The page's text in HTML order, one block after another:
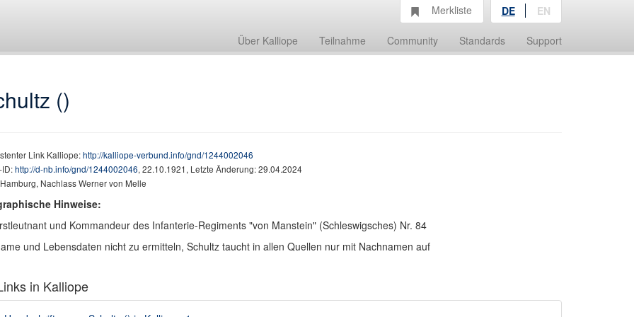
Über Kalliope Teilnahme Community Standards Support
Merkliste DE EN
()
Link Kalliope:http://kalliope-verbund.info/gnd/1244002046
http://d-nb.info/gnd/1244002046, 22.10.1921, Letzte Änderung: 29.04.2024
Nachlass Werner von Melle
Hinweise:
und Kommandeur des Infanterie-Regiments "von Manstein" (Schleswigsches) Nr. 84
und Lebensdaten nicht zu ermitteln, Schultz taucht in allen Quellen nur mit Nachnamen auf
in Kalliope